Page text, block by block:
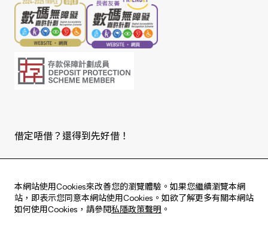
本網站使用Cookies來改善您的瀏覽體驗。如果您繼續瀏覽本網
站，即表示您同意本網站使用Cookies。如欲了解更多有關本網站
如何使用Cookies，請參閱私隱政策聲明 。
借定唔借？還得到先好借！